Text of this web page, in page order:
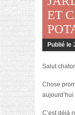
ET
Publié le
Salut
Chose
aujourd’hui
C’est déjà